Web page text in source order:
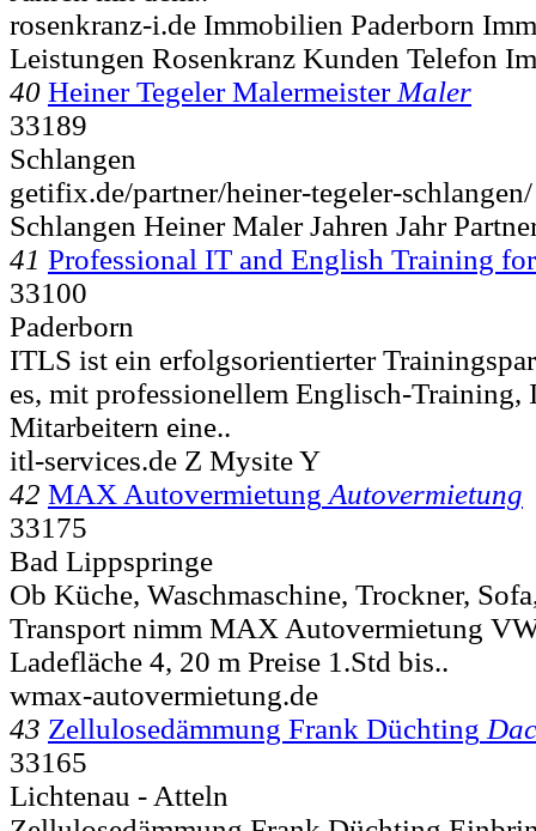
rosenkranz-i.de Immobilien Paderborn
Leistungen Rosenkranz Kunden Telefon
40 Heiner Tegeler Malermeister Maler
33189
Schlangen
getifix.de/partner/heiner-tegeler-
Schlangen Heiner Maler Jahren Jahr
41 Professional IT and English Training for
33100
Paderborn
ITLS ist ein erfolgsorientierter
es, mit professionellem Englisch-Training,
Mitarbeitern eine..
itl-services.de Z Mysite Y
42 MAX Autovermietung Autovermietung
33175
Bad Lippspringe
Ob Küche, Waschmaschine, Trockner,
Transport nimm MAX Autovermietung
Ladefläche 4, 20 m Preise 1.Std bis..
wmax-autovermietung.de
43 Zellulosedämmung Frank Düchting
33165
Lichtenau - Atteln